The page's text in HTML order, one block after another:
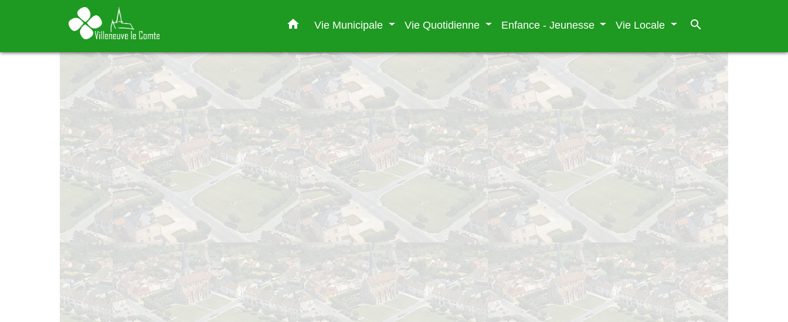
home Vie Municipale Vie Quotidienne Enfance - Jeunesse Vie Locale search